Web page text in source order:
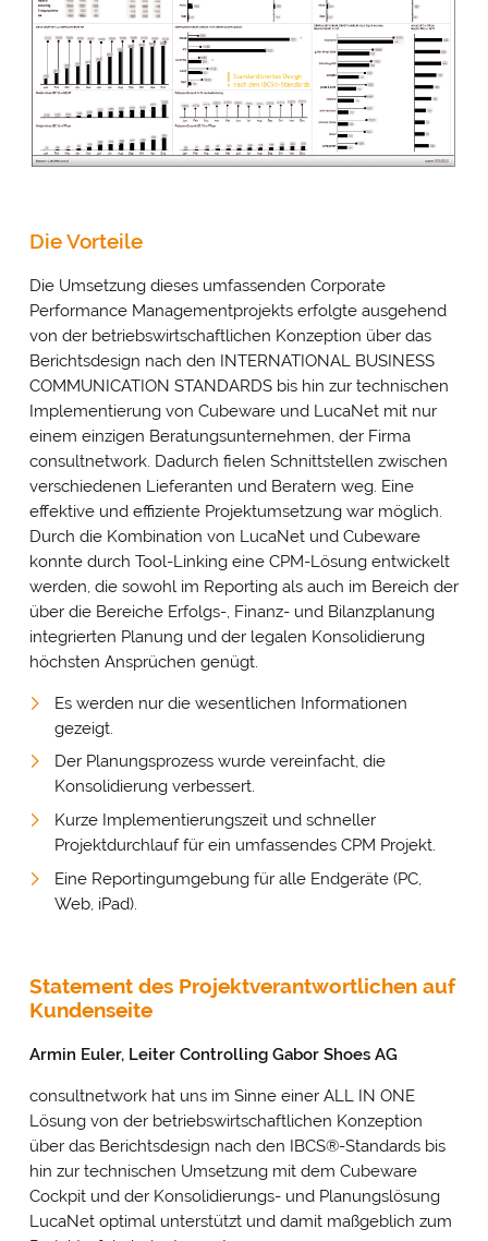
Die Vorteile
Die Umsetzung dieses umfassenden Corporate
Performance Managementprojekts erfolgte ausgehend
von der betriebswirtschaftlichen Konzeption über das
Berichtsdesign nach den INTERNATIONAL BUSINESS
COMMUNICATION STANDARDS bis hin zur technischen
Implementierung von Cubeware und LucaNet mit nur
einem einzigen Beratungsunternehmen, der Firma
consultnetwork. Dadurch fielen Schnittstellen zwischen
verschiedenen Lieferanten und Beratern weg. Eine
effektive und effiziente Projektumsetzung war möglich.
Durch die Kombination von LucaNet und Cubeware
konnte durch Tool-Linking eine CPM-Lösung entwickelt
werden, die sowohl im Reporting als auch im Bereich der
über die Bereiche Erfolgs-, Finanz- und Bilanzplanung
integrierten Planung und der legalen Konsolidierung
höchsten Ansprüchen genügt.
Es werden nur die wesentlichen Informationen
gezeigt.
Der Planungsprozess wurde vereinfacht, die
Konsolidierung verbessert.
Kurze Implementierungszeit und schneller
Projektdurchlauf für ein umfassendes CPM Projekt.
Eine Reportingumgebung für alle Endgeräte (PC,
Web, iPad).
Statement des Projektverantwortlichen auf
Kundenseite
Armin Euler, Leiter Controlling Gabor Shoes AG
consultnetwork hat uns im Sinne einer ALL IN ONE
Lösung von der betriebswirtschaftlichen Konzeption
über das Berichtsdesign nach den IBCS®-Standards bis
hin zur technischen Umsetzung mit dem Cubeware
Cockpit und der Konsolidierungs- und Planungslösung
LucaNet optimal unterstützt und damit maßgeblich zum